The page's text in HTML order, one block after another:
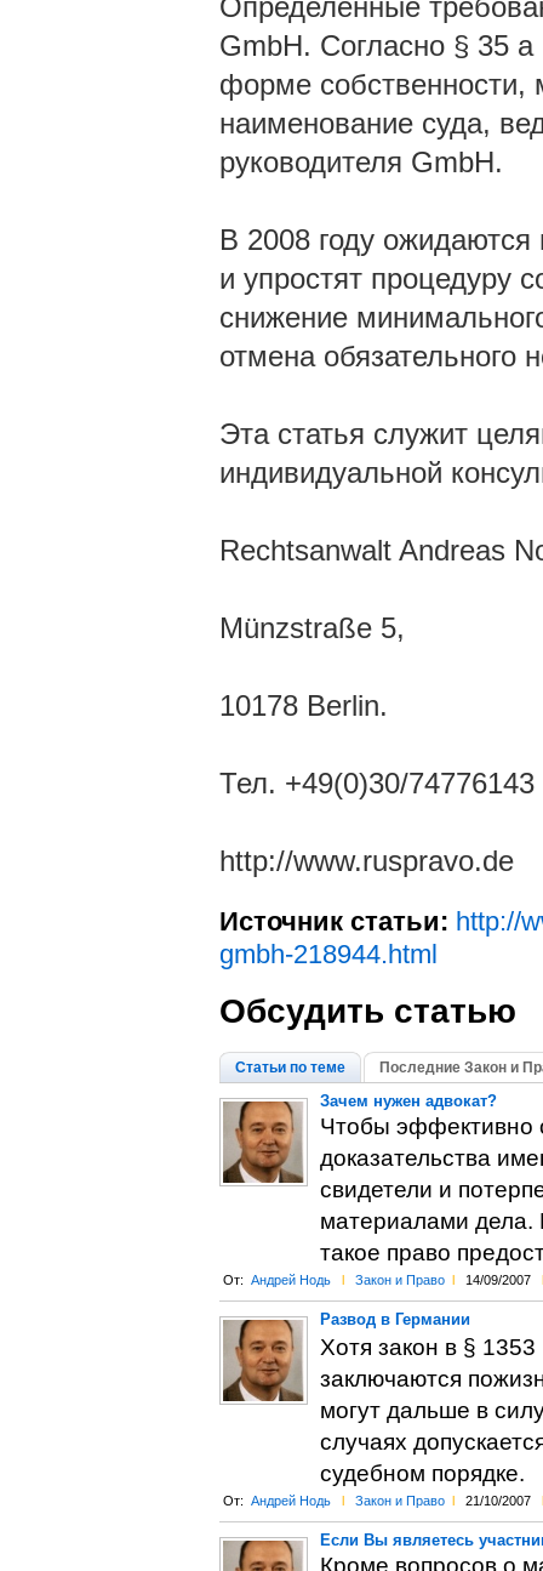
Определенные
GmbH. Согласно § 35
форме собственности,
наименование суда,
руководителя GmbH.
В 2008 году ожидаются
и упростят процедуру
снижение
отмена обязательного
Эта статья служит
индивидуальной
Rechtsanwalt Andreas
Münzstraße 5,
10178 Berlin.
Тел. +49(0)30/74776143
http://www.ruspravo.de
Источник статьи: http://
gmbh-218944.html
Обсудить статью
Статьи по теме Последние Закон и
Зачем нужен адвокат?
Чтобы эффективно
доказательства
свидетели и
материалами дела.
такое право
От: Андрей Нодь l Закон и Право l 14/09/2007 l
Развод в Германии
Хотя закон в §
заключаются
могут дальше в
случаях
судебном порядке.
От: Андрей Нодь l Закон и Право l 21/10/2007 l
Если Вы являетесь
Кроме вопросов о